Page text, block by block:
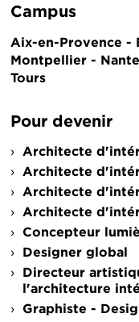
Campus
Aix-en-Provence -
Montpellier -
Tours
Pour devenir
Architecte
Architecte
Architecte
Architecte
Concepteur
Designer global
Directeur
l'architecture
Graphiste -